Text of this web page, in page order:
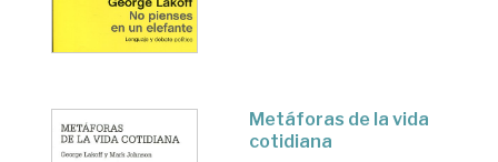
Metáforas de la vida
cotidiana